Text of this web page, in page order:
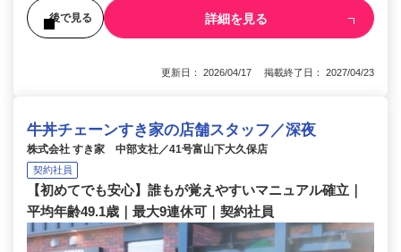
後で見る 詳細を見る
更新日： 2026/04/17 掲載終了日： 2027/04/23
牛丼チェーンすき家の店舗スタッフ／深夜
株式会社 すき家 中部支社／41号富山下大久保店
契約社員
【初めてでも安心】誰もが覚えやすいマニュアル確立｜
平均年齢49.1歳｜最大9連休可｜契約社員